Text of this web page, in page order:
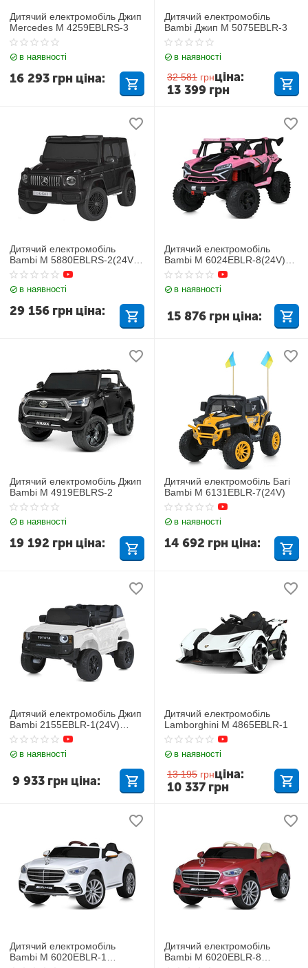
Дитячий електромобіль Джип
Mercedes M 4259EBLRS-3
в наявності
16 293 грн ціна:
Дитячий електромобіль
Bambi Джип M 5075EBLR-3
в наявності
32 581 грн
13 399 грн
ціна:
Дитячий електромобіль
Bambi M 5880EBLRS-2(24V)
Mercedes-Benz
в наявності
29 156 грн ціна:
Дитячий електромобіль
Bambi M 6024EBLR-8(24V)
Lamborghini
в наявності
15 876 грн ціна:
Дитячий електромобіль Джип
Bambi M 4919EBLRS-2
в наявності
19 192 грн ціна:
Дитячий електромобіль Багі
Bambi M 6131EBLR-7(24V)
в наявності
14 692 грн ціна:
Дитячий електромобіль Джип
Bambi 2155EBLR-1(24V)
Toyota
в наявності
9 933 грн ціна:
Дитячий електромобіль
Lamborghini M 4865EBLR-1
в наявності
13 195 грн
10 337 грн
ціна:
Дитячий електромобіль
Bambi M 6020EBLR-1
Дитячий електромобіль
Bambi M 6020EBLR-8